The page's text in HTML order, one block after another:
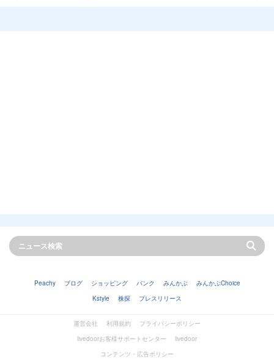
Peachy ブログ ショッピング バンク みんかぶ
みんかぶChoice
Kstyle
株探 プレスリリース
運営会社 利用規約
プライバシーポリシー
livedoorお客様サポートセンター
livedoor
コンテンツ・広告ポリシー